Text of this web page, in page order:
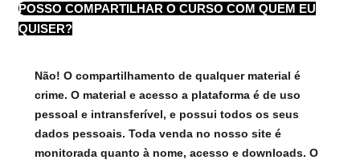
POSSO COMPARTILHAR O CURSO COM QUEM EU
QUISER?
Não! O compartilhamento de qualquer material é
crime. O material e acesso a plataforma é de uso
pessoal e intransferível, e possui todos os seus
dados pessoais. Toda venda no nosso site é
monitorada quanto à nome, acesso e downloads. O